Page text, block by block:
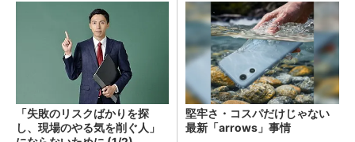
「失敗のリスクばかりを探
し、現場のやる気を削ぐ人」
堅牢さ・コスパだけじゃない
最新「arrows」事情